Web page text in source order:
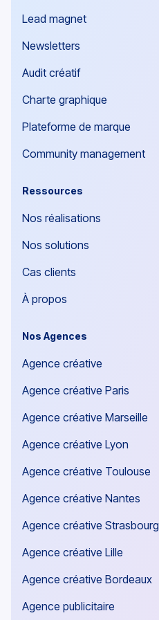
Lead magnet
Newsletters
Audit créatif
Charte graphique
Plateforme de marque
Community management
Ressources
Nos réalisations
Nos solutions
Cas clients
À propos
Nos Agences
Agence créative
Agence créative Paris
Agence créative Marseille
Agence créative Lyon
Agence créative Toulouse
Agence créative Nantes
Agence créative Strasbourg
Agence créative Lille
Agence créative Bordeaux
Agence publicitaire